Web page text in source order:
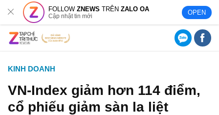
FOLLOWZNEWS TRÊNZALO OA
Cập nhật tin mới OPEN
KINH DOANH
VN-Index giảm hơn 114 điểm,
cổ phiếu giảm sàn la liệt